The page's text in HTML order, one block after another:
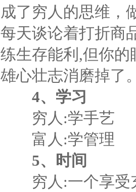
成了穷人的思维，
每天谈论着打折商
练生存能利,但你
雄心壮志消磨掉了
4、学习
穷人:学手艺
富人:学管理
5、时间
穷人:一个享受